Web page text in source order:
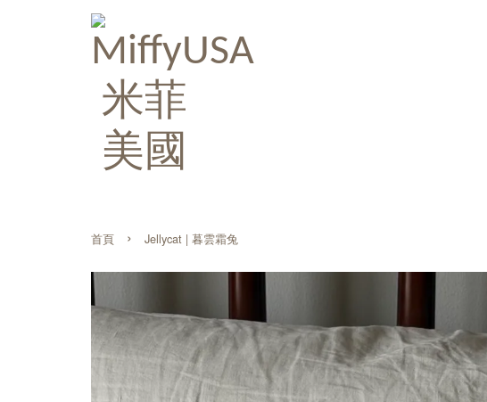
首頁 › Jellycat | 暮雲霜兔